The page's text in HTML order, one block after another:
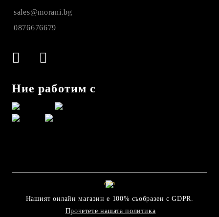
sales@morani.bg
0876676679
Ние работим с
GDPR
Нашият онлайн магазин е 100% съобразен с GDPR.
Прочетете нашата политика